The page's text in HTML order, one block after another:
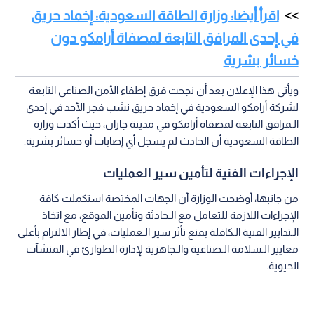
اقرأ أيضا: وزارة الطاقة السعودية: إخماد حريق
في إحدى المرافق التابعة لمصفاة أرامكو دون
خسائر بشرية
ويأتي هذا الإعلان بعد أن نجحت فرق إطفاء الأمن الصناعي التابعة
لشركة أرامكو السعودية في إخماد حريق نشب فجر الأحد في إحدى
الـمرافق التابعة لمصفاة أرامكو في مدينة جازان، حيث أكدت وزارة
الطاقة السعودية أن الحادث لم يسجل أي إصابات أو خسائر بشرية.
الإجراءات الفنية لتأمين سير العمليات
من جانبها، أوضحت الوزارة أن الجهات المختصة استكملت كافة
الإجراءات اللازمة للتعامل مع الـحادثة وتأمين الموقع، مع اتخاذ
الـتدابير الفنية الـكافلة بمنع تأثر سير الـعمليات، في إطار الالتزام بأعلى
معايير الـسلامة الـصناعية والـجاهزية لإدارة الطوارئ في المنشآت
الحيوية.